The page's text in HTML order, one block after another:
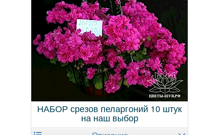
НАБОР срезов пеларгоний 10 штук
на наш выбор